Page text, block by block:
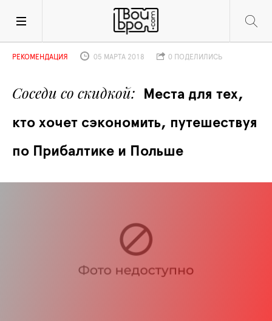
Соседи со скидкой
Места для тех,
кто хочет сэкономить, путешествуя
по Прибалтике и Польше
РЕКОМЕНДАЦИЯ 05 МАРТА 2018 0 ПОДЕЛИЛИСЬ